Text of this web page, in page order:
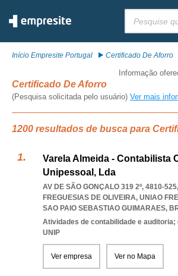
Início Empresite Portugal Certificado De Aforro
Informação
Certificado De Aforro
(Pesquisa solicitada pelo usuário) Ver mais
1200 resultados de busca para
Varela Almeida - Contabilista
Unipessoal, Lda
AV DE SÃO GONÇALO 319 2º, 4810-
FREGUESIAS DE OLIVEIRA, UNIAO
SAO PAIO SEBASTIAO GUIMARAES,
Atividades de contabilidade e auditoria;
UNIP
Ver empresa Ver no Mapa